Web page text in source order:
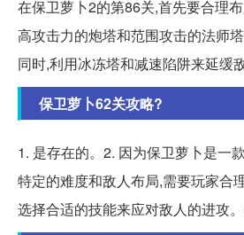
在保卫萝卜2的第86关,首先要合理
高攻击力的炮塔和范围攻击的法师塔
同时,利用冰冻塔和减速陷阱来延缓
保卫萝卜62关攻略?
1. 是存在的。2. 因为保卫萝卜是一
特定的难度和敌人布局,需要玩家合
选择合适的技能来应对敌人的进攻。